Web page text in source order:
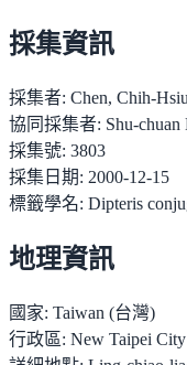
採集資訊
採集者: Chen, Chih-
協同採集者: Shu-
採集號: 3803
採集日期: 2000-12-15
標籤學名: Dipteris
地理資訊
國家: Taiwan (台灣)
行政區: New Taipei